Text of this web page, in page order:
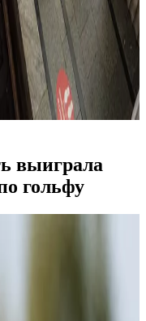
выиграла
гольфу